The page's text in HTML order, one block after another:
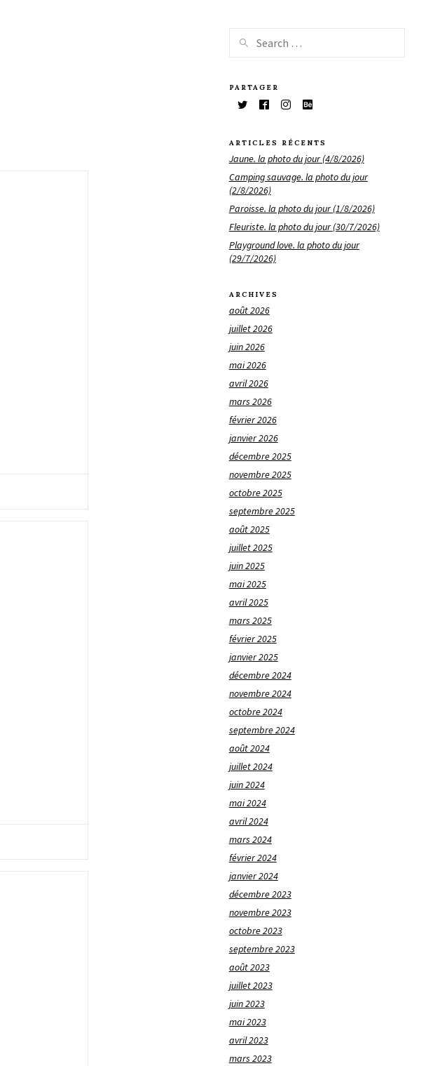
PARTAGER
ARTICLES RÉCENTS
Jaune. la photo du jour (4/8/2026)
Camping sauvage. la photo du jour
(2/8/2026)
Paroisse. la photo du jour (1/8/2026)
Fleuriste. la photo du jour (30/7/2026)
Playground love. la photo du jour
(29/7/2026)
ARCHIVES
août 2026
juillet 2026
juin 2026
mai 2026
avril 2026
mars 2026
février 2026
janvier 2026
décembre 2025
novembre 2025
octobre 2025
septembre 2025
août 2025
juillet 2025
juin 2025
mai 2025
avril 2025
mars 2025
février 2025
janvier 2025
décembre 2024
novembre 2024
octobre 2024
septembre 2024
août 2024
juillet 2024
juin 2024
mai 2024
avril 2024
mars 2024
février 2024
janvier 2024
décembre 2023
novembre 2023
octobre 2023
septembre 2023
août 2023
juillet 2023
juin 2023
mai 2023
avril 2023
mars 2023